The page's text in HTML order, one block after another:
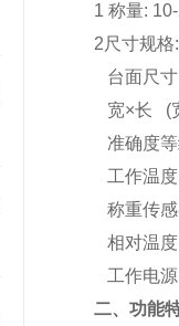
1称量: 1
2尺寸规格:
台面尺寸
宽×长 (
准确度
工作温度
称重传
相对温度
工作电源
二、功能